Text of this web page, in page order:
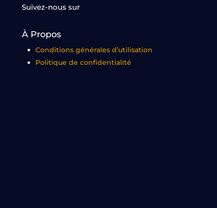
Suivez-nous sur
À Propos
Conditions générales d’utilisation
Politique de confidentialité